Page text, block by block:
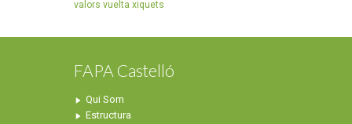
valors vuelta xiquets
FAPA Castelló
Qui Som
Estructura